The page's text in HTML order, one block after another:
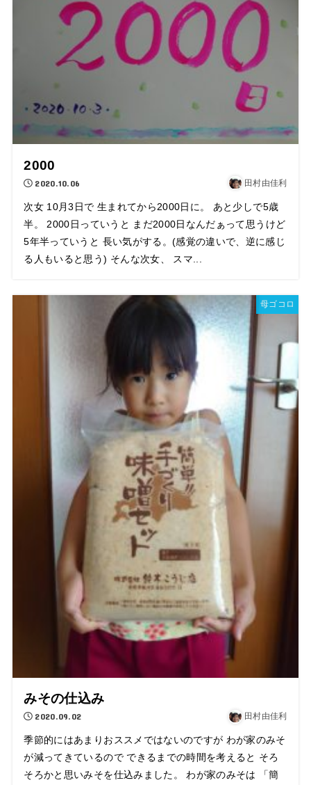
2000
2020.10.06 田村由佳利
次女 10月3日で 生まれてから2000日に。 あと少しで5歳
半。 2000日っていうと まだ2000日なんだぁって思うけど
5年半っていうと 長い気がする。(感覚の違いで、逆に感じ
る人もいると思う) そんな次女、 スマ...
母ゴコロ
みその仕込み
2020.09.02 田村由佳利
季節的にはあまりおススメではないのですが わが家のみそ
が減ってきているので できるまでの時間を考えると そろ
そろかと思いみそを仕込みました。 わが家のみそは 「簡